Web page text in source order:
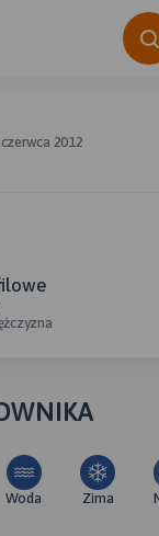
2012
Woda Zima